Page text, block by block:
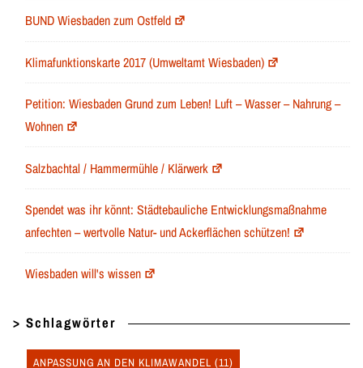
BUND Wiesbaden zum Ostfeld
Klimafunktionskarte 2017 (Umweltamt Wiesbaden)
Petition: Wiesbaden Grund zum Leben! Luft – Wasser – Nahrung –
Wohnen
Salzbachtal / Hammermühle / Klärwerk
Spendet was ihr könnt: Städtebauliche Entwicklungsmaßnahme
anfechten – wertvolle Natur- und Ackerflächen schützen!
Wiesbaden will's wissen
> Schlagwörter
ANPASSUNG AN DEN KLIMAWANDEL (11)